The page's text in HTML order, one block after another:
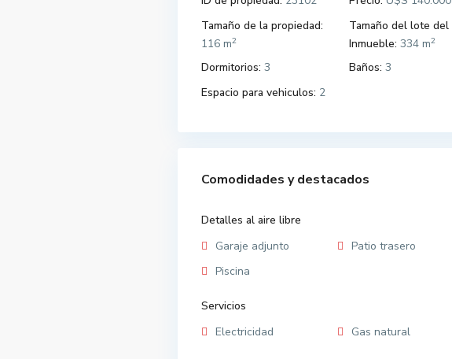
Tamaño de la propiedad:
116 m2
Tamaño del lote del
Inmueble: 334 m2
Dormitorios: 3 Baños: 3
Espacio para vehiculos: 2
Comodidades y destacados
Detalles al aire libre
Garaje adjunto
Patio trasero
Piscina
Servicios
Electricidad
Gas natural